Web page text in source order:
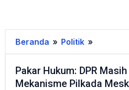
Beranda » Politik »
Hukum:
DPR
Masih
Pakar Hukum: DPR
Mekanisme Pilkada